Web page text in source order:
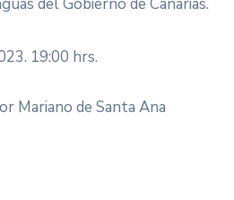
del Gobierno de Canarias.
19:00 hrs.
Mariano de Santa Ana